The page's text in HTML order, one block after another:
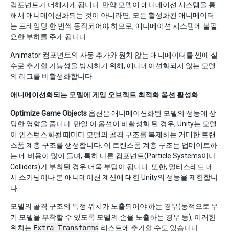
컴포넌트가 더해지게 됩니다. 만약 모델이 애니메이션 시스템을 통
해서 애니메이션화되는 것이 아니라면, 모든 활성화된 애니메이터
는 프레임당 한 번씩 동작되어야 하므로, 애니메이션 시스템에 불필
요한 부하를 주게 됩니다.
Animator 컴포넌트의 자동 추가와 원치 않는 애니메이터를 씬에 실
수로 추가할 가능성을 방지하기 위해, 애니메이션화되지 않는 모델
의 리그를 비활성화합니다.
애니메이션화되는 모델에 게임 오브젝트 최적화 옵션 활성화
Optimize Game Objects 옵션은 애니메이션화된 모델의 성능에 상
당한 영향을 줍니다. 만일 이 옵션이 비활성화 된 경우, Unity는 모델
이 인스턴스화될 때마다 모델의 골격 구조를 복제하는 거대한 트랜
스폼 계층 구조를 생성합니다. 이 트랜스폼 계층 구조는 업데이트하
는 데 비용이 많이 들며, 특히 다른 컴포넌트(Particle Systems이나
Colliders)가 부착된 경우 더욱 부담이 됩니다. 또한, 멀티스레드 메
시 스키닝이나 본 애니메이션 계산에 대한 Unity의 성능을 제한합니
다.
모델의 골격 구조의 특정 위치가 노출되어야 하는 경우(동적으로 무
기 모델을 부착할 수 있도록 모델의 손을 노출하는 경우 등), 이러한
위치는 Extra Transforms 리스트에 추가할 수도 있습니다.